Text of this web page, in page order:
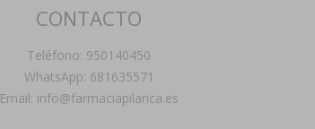
CONTACTO
Teléfono: 950140450
WhatsApp: 681635571
Email: info@farmaciapilarica.es